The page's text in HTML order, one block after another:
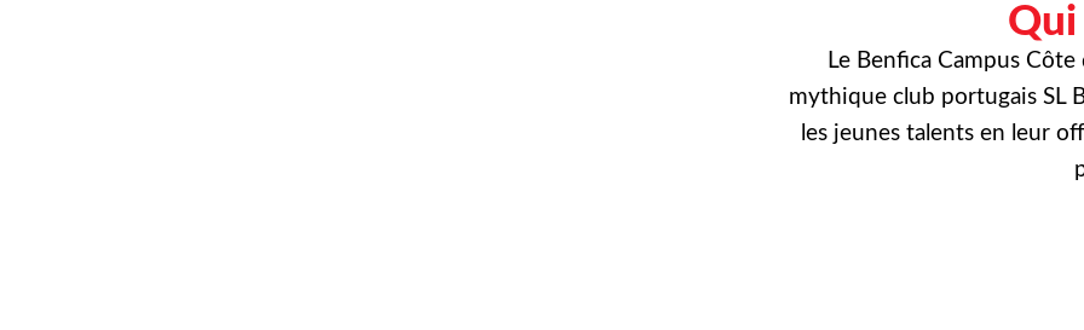
Qui
Le Benfica Campus
mythique club portugais SL
les jeunes talents en leur